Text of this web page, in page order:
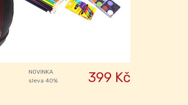
NOVINKA
sleva 40%
399 Kč